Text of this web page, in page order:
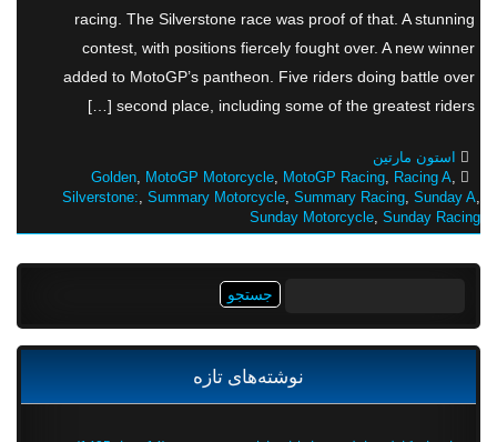
racing. The Silverstone race was proof of that. A stunning
contest, with positions fiercely fought over. A new winner
added to MotoGP’s pantheon. Five riders doing battle over
second place, including some of the greatest riders […]
استون مارتین
Golden,MotoGP Motorcycle,MotoGP Racing,Racing A
Silverstone:,Summary Motorcycle,Summary Racing,Sunday A
Sunday Motorcycle,Sunday Racing
نوشته‌های تازه